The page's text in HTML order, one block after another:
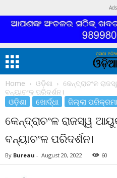
Ads
Home ଓଡ଼ିଶା
କେନ୍ଦ୍ରାଚଂଳ
ବନ୍ୟାଚଂଳ ପରିଦର୍ଶନ।
ଓଡ଼ିଶା ଖୋର୍ଦ୍ଧା ଜିଲ୍ଲା ପରିକ୍ରମା
କେନ୍ଦ୍ରାଚଂଳ ରାଜସ୍ୱ
ବନ୍ୟାଚଂଳ ପରିଦର୍ଶନ।
By Bureau - August 20, 2022 60